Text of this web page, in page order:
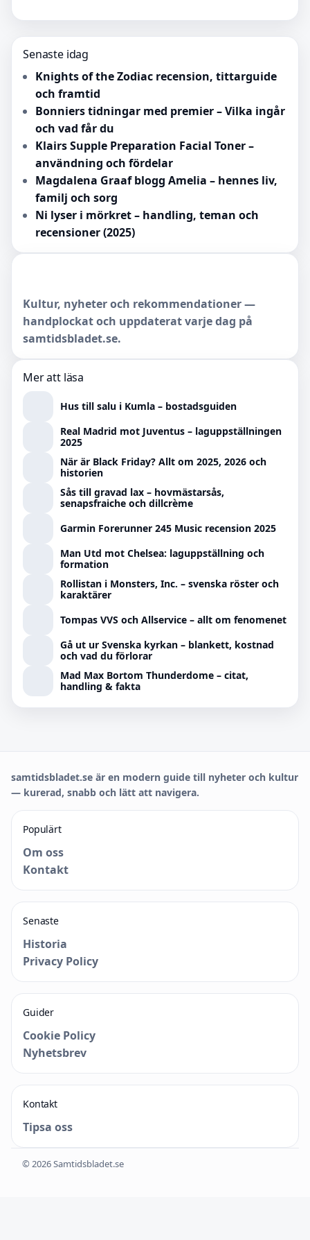
Senaste idag
Knights of the Zodiac recension, tittarguide
och framtid
Bonniers tidningar med premier – Vilka ingår
och vad får du
Klairs Supple Preparation Facial Toner –
användning och fördelar
Magdalena Graaf blogg Amelia – hennes liv,
familj och sorg
Ni lyser i mörkret – handling, teman och
recensioner (2025)
Kultur, nyheter och rekommendationer —
handplockat och uppdaterat varje dag på
samtidsbladet.se.
Mer att läsa
Hus till salu i Kumla – bostadsguiden
Real Madrid mot Juventus – laguppställningen
2025
När är Black Friday? Allt om 2025, 2026 och
historien
Sås till gravad lax – hovmästarsås,
senapsfraiche och dillcrème
Garmin Forerunner 245 Music recension 2025
Man Utd mot Chelsea: laguppställning och
formation
Rollistan i Monsters, Inc. – svenska röster och
karaktärer
Tompas VVS och Allservice – allt om fenomenet
Gå ut ur Svenska kyrkan – blankett, kostnad
och vad du förlorar
Mad Max Bortom Thunderdome – citat,
handling & fakta
samtidsbladet.se är en modern guide till nyheter och kultur
— kurerad, snabb och lätt att navigera.
Populärt
Om oss
Kontakt
Senaste
Historia
Privacy Policy
Guider
Cookie Policy
Nyhetsbrev
Kontakt
Tipsa oss
© 2026 Samtidsbladet.se